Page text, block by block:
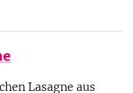
Lasagne aus